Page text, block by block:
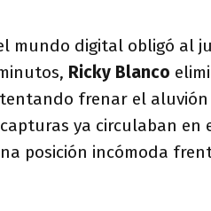
mundo digital obligó al
Ricky Blanco
frenar el aluvión
ya circulaban en
posición incómoda